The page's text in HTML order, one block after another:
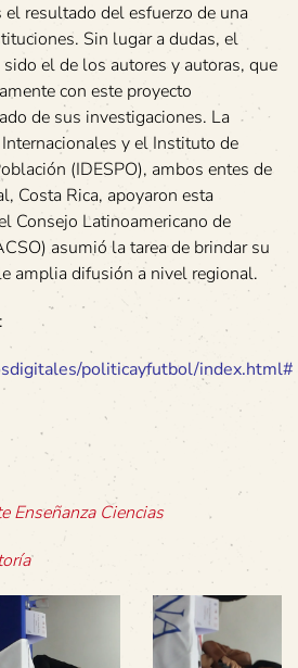
el resultado del esfuerzo de una
Sin lugar a dudas, el
el de los autores y autoras, que
con este proyecto
de sus investigaciones. La
y el Instituto de
(IDESPO), ambos entes de
Costa Rica, apoyaron esta
Consejo Latinoamericano de
asumió la tarea de brindar su
amplia difusión a nivel regional.
politicayfutbol/index.html#
Enseñanza Ciencias